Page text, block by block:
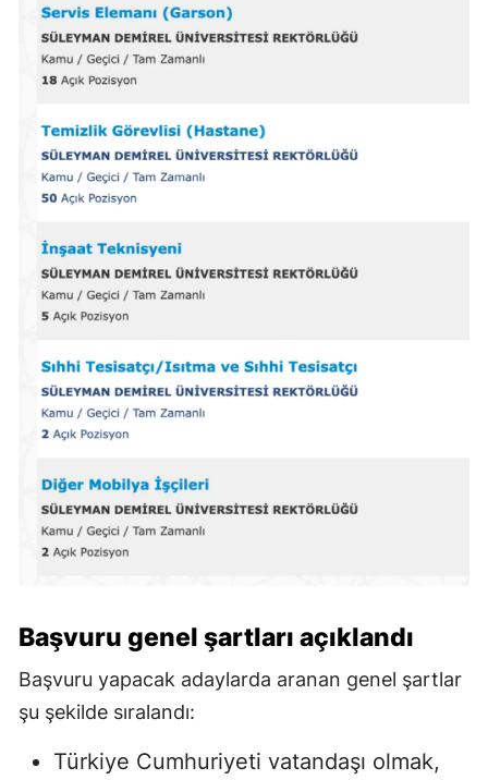
Başvuru genel şartları açıklandı
Başvuru yapacak adaylarda aranan genel şartlar
şu şekilde sıralandı:
Türkiye Cumhuriyeti vatandaşı olmak,